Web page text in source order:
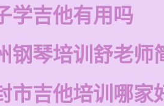
学吉他有用吗
钢琴培训舒老师
市吉他培训哪家